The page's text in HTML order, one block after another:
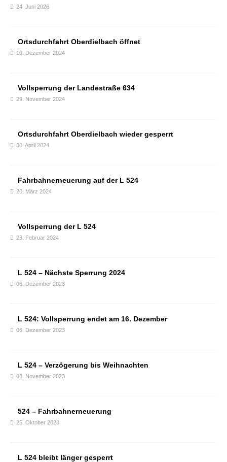
24. Juni 2026
Ortsdurchfahrt Oberdielbach öffnet
10. Dezember 2024
Vollsperrung der Landestraße 634
29. November 2024
Ortsdurchfahrt Oberdielbach wieder gesperrt
30. April 2024
Fahrbahnerneuerung auf der L 524
20. März 2024
Vollsperrung der L 524
23. Februar 2024
L 524 – Nächste Sperrung 2024
06. Dezember 2023
L 524: Vollsperrung endet am 16. Dezember
06. Dezember 2023
L 524 – Verzögerung bis Weihnachten
08. November 2023
524 – Fahrbahnerneuerung
25. Oktober 2023
L 524 bleibt länger gesperrt